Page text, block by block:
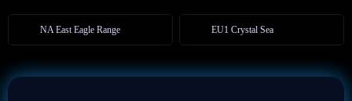
NA East Eagle Range EU1 Crystal Sea